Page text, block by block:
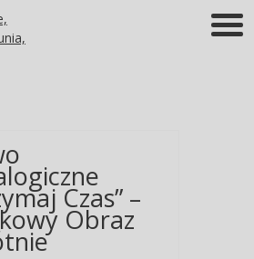
Czas” –
Obraz